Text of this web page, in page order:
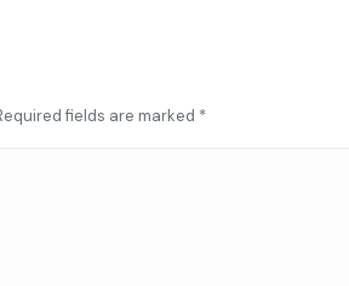
fields are marked *